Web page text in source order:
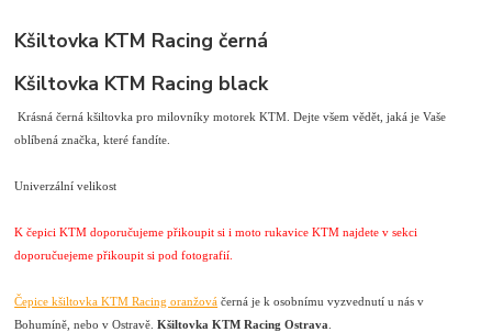
Kšiltovka KTM Racing černá
Kšiltovka KTM Racing black
Krásná černá kšiltovka pro milovníky motorek KTM. Dejte všem vědět, jaká je Vaše
oblíbená značka, které fandíte.
Univerzální velikost
K čepici KTM doporučujeme přikoupit si i moto rukavice KTM najdete v sekci
doporučuejeme přikoupit si pod fotografií.
Čepice kšiltovka KTM Racing oranžová černá je k osobnímu vyzvednutí u nás v
Bohumíně, nebo v Ostravě.Kšiltovka KTM Racing Ostrava